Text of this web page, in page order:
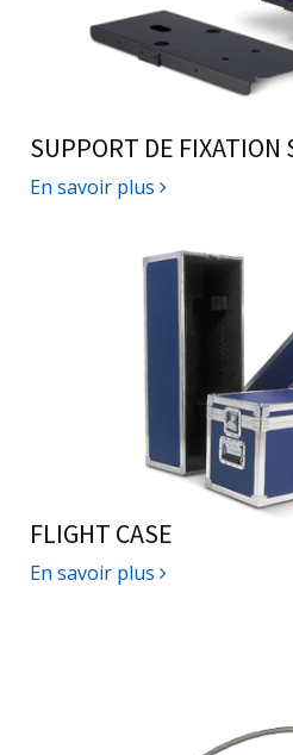
SUPPORT DE FIXATION
En savoir plus
FLIGHT CASE
En savoir plus